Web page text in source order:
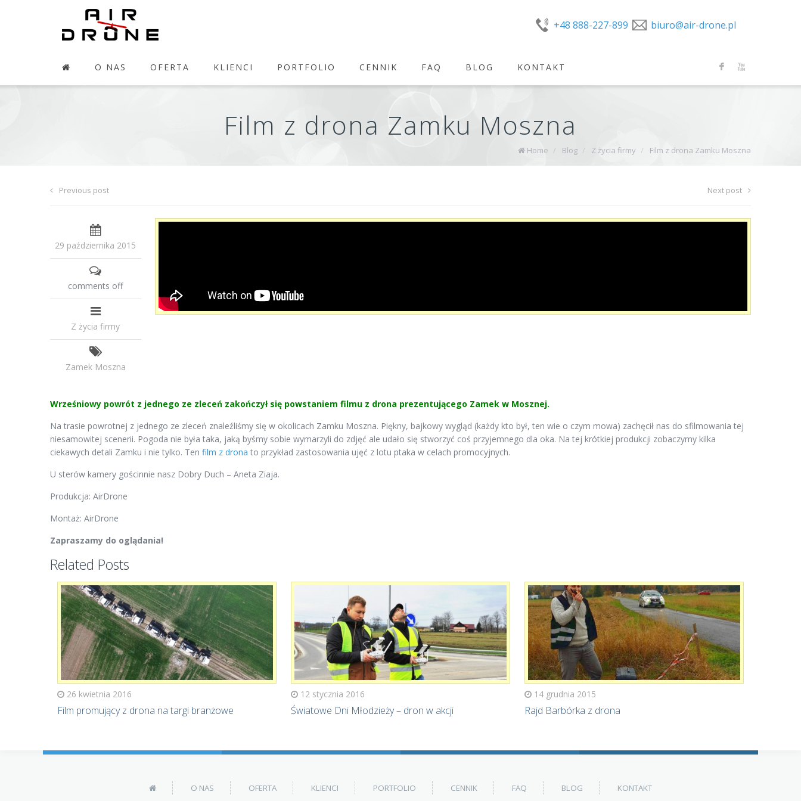
F X
+48 888-227-899 biuro@air-drone.pl
O NAS OFERTA KLIENCI PORTFOLIO CENNIK FAQ BLOG KONTAKT
Film z drona Zamku Moszna
Home / Blog / Z życia firmy / Film z drona Zamku Moszna
Previous post Next post
29 października 2015
comments off
Z życia firmy
Zamek Moszna
Wrześniowy powrót z jednego ze zleceń zakończył się powstaniem filmu z drona prezentującego Zamek w Mosznej.
Na trasie powrotnej z jednego ze zleceń znaleźliśmy się w okolicach Zamku Moszna. Piękny, bajkowy wygląd (każdy kto był, ten wie o czym mowa) zachęcił nas do sfilmowania tej
niesamowitej scenerii. Pogoda nie była taka, jaką byśmy sobie wymarzyli do zdjęć ale udało się stworzyć coś przyjemnego dla oka. Na tej krótkiej produkcji zobaczymy kilka
ciekawych detali Zamku i nie tylko. Ten film z drona to przykład zastosowania ujęć z lotu ptaka w celach promocyjnych.
U sterów kamery gościnnie nasz Dobry Duch – Aneta Ziaja.
Produkcja: AirDrone
Montaż: AirDrone
Zapraszamy do oglądania!
Related Posts
26 kwietnia 2016
Film promujący z drona na targi branżowe
12 stycznia 2016
Światowe Dni Młodzieży – dron w akcji
14 grudnia 2015
Rajd Barbórka z drona
O NAS OFERTA KLIENCI PORTFOLIO CENNIK FAQ BLOG KONTAKT